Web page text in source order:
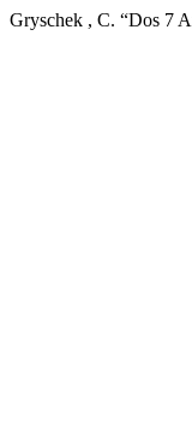
Gryschek , C. “Dos 7